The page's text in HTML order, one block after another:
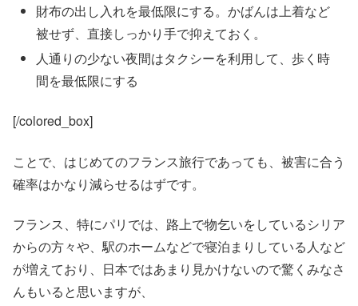
財布の出し入れを最低限にする。かばんは上着など
被せず、直接しっかり手で抑えておく。
人通りの少ない夜間はタクシーを利用して、歩く時
間を最低限にする
[/colored_box]
ことで、はじめてのフランス旅行であっても、被害に合う
確率はかなり減らせるはずです。
フランス、特にパリでは、路上で物乞いをしているシリア
からの方々や、駅のホームなどで寝泊まりしている人など
が増えており、日本ではあまり見かけないので驚くみなさ
んもいると思いますが、